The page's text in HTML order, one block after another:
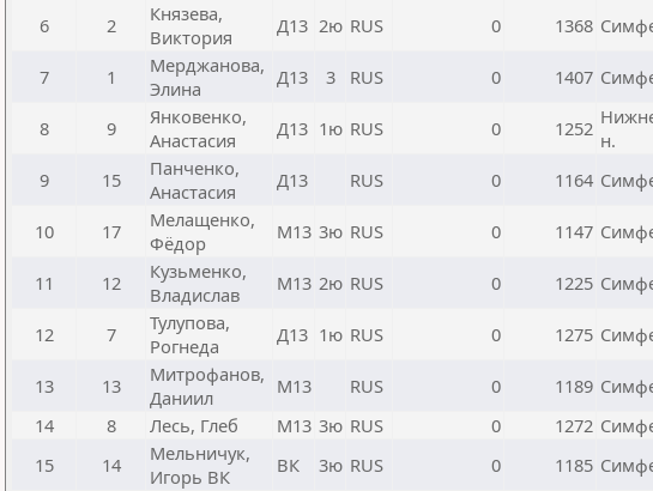
6 2
Князева,
Виктория
Д13 2ю RUS 0 1368
7 1
Мерджанова,
Элина
Д13 3 RUS 0 1407
8 9
Янковенко,
Анастасия
Д13 1ю RUS 0 1252 н.
9 15
Панченко,
Анастасия
Д13 RUS 0 1164
10 17
Мелащенко,
Фёдор
М13 3ю RUS 0 1147
11 12
Кузьменко,
Владислав
М13 2ю RUS 0 1225
12 7
Тулупова,
Рогнеда
Д13 1ю RUS 0 1275
13 13
Митрофанов,
Даниил
М13 RUS 0 1189
14
8 Лесь, Глеб М13 3ю RUS 0 1272
15
14
Мельничук,
Игорь ВК
ВК 3ю RUS 0 1185